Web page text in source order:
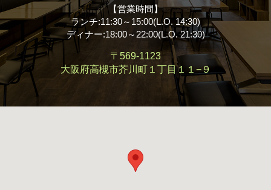
【営業時間】
ランチ:11:30～15:00(L.O. 14:30)
ディナー:18:00～22:00(L.O. 21:30)
〒569-1123
大阪府高槻市芥川町１丁目１１−９